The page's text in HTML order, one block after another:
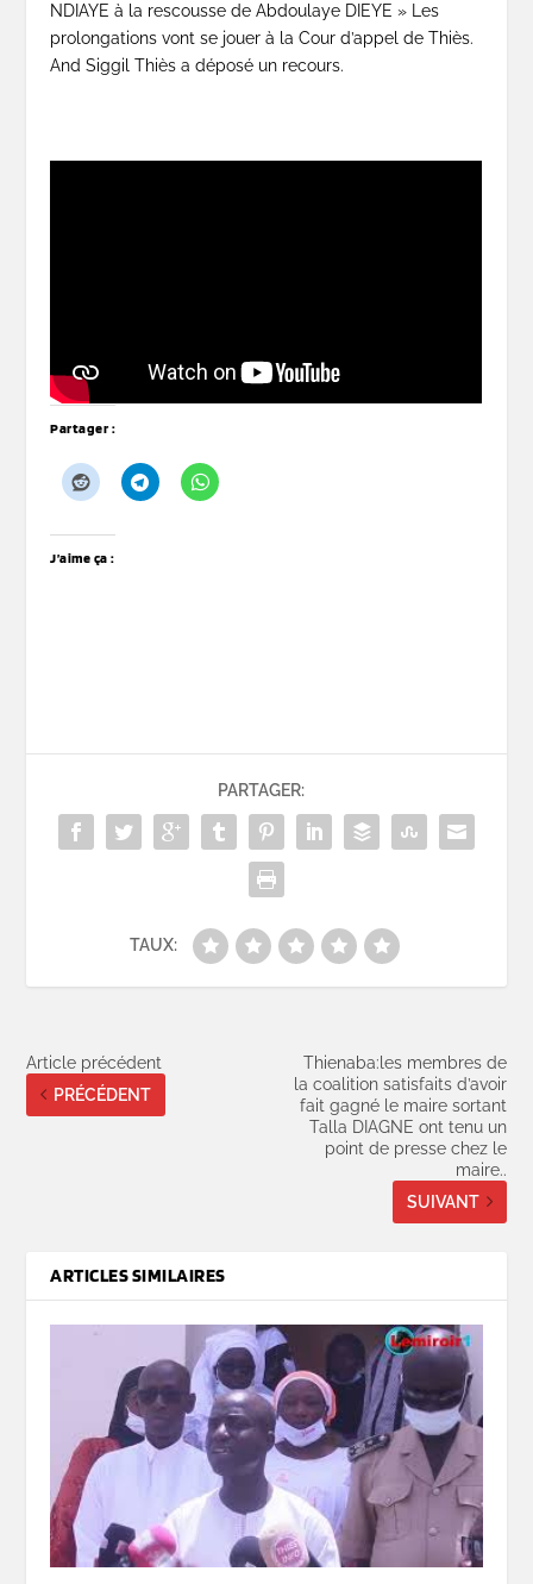
NDIAYE à la rescousse de Abdoulaye DIEYE » Les
prolongations vont se jouer à la Cour d’appel de Thiès.
And Siggil Thiès a déposé un recours.
Partager :
J’aime ça :
PARTAGER:
TAUX:
Article précédent
PRÉCÉDENT
Thienaba:les membres de
la coalition satisfaits d’avoir
fait gagné le maire sortant
Talla DIAGNE ont tenu un
point de presse chez le
maire..
SUIVANT
ARTICLES SIMILAIRES